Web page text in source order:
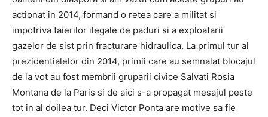
actionat in 2014, formand o retea care a militat si
impotriva taierilor ilegale de paduri si a exploatarii
gazelor de sist prin fracturare hidraulica. La primul tur al
prezidentialelor din 2014, primii care au semnalat blocajul
de la vot au fost membrii gruparii civice Salvati Rosia
Montana de la Paris si de aici s-a propagat mesajul peste
tot in al doilea tur. Deci Victor Ponta are motive sa fie